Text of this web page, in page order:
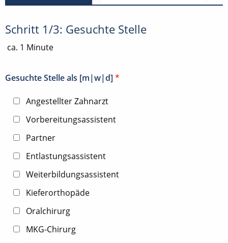
Schritt 1/3: Gesuchte Stelle
ca. 1 Minute
Gesuchte Stelle als [m|w|d] *
Angestellter Zahnarzt
Vorbereitungsassistent
Partner
Entlastungsassistent
Weiterbildungsassistent
Kieferorthopäde
Oralchirurg
MKG-Chirurg